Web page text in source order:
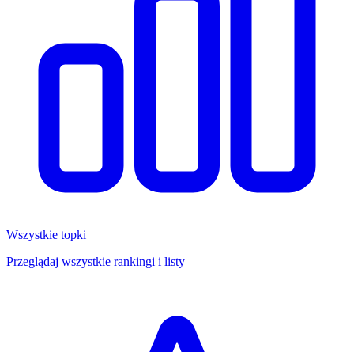
Wszystkie topki
Przeglądaj wszystkie rankingi i listy